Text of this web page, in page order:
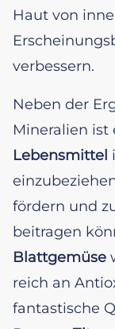
Haut von
verbessern.
Neben der
Mineralien ist
Lebensmittel
fördern und
beitragen
Blattgemüse
reich an
fantastische